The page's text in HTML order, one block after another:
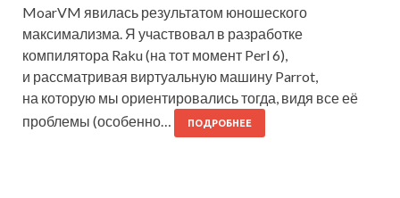
MoarVM явилась результатом юношеского
максимализма. Я участвовал в разработке
компилятора Raku (на тот момент Perl 6),
и рассматривая виртуальную машину Parrot,
на которую мы ориентировались тогда, видя все её
проблемы (особенно…
ПОДРОБНЕЕ